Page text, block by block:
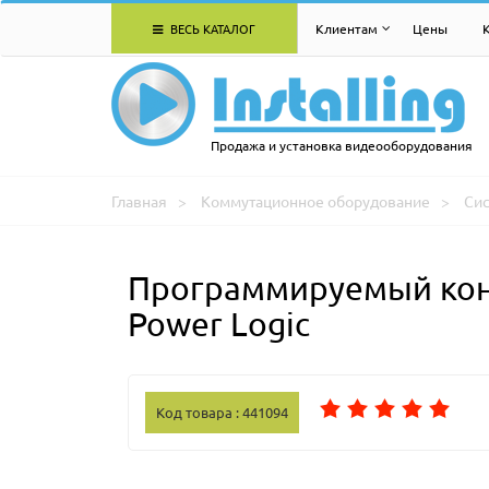
ВЕСЬ КАТАЛОГ Клиентам Цены
Продажа и установка видеооборудования
Главная Коммутационное оборудование
Программируемый
Power Logic
Код товара : 441094